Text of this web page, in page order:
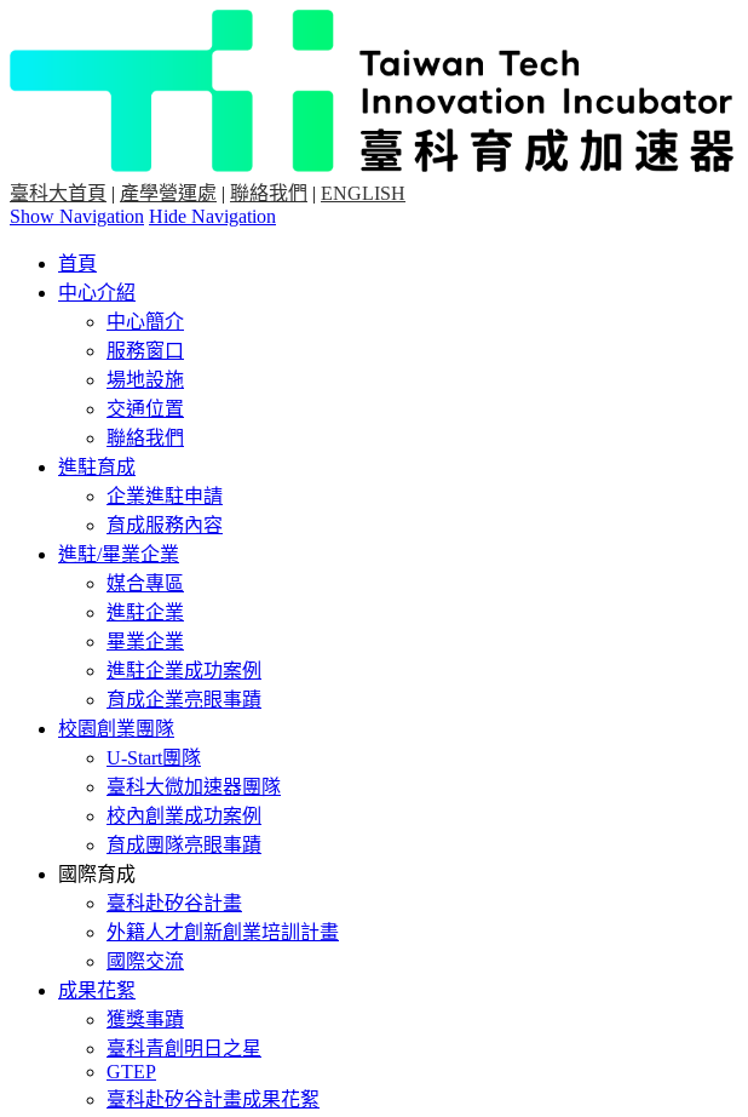
臺科大首頁 | 產學營運處 | 聯絡我們 | ENGLISH
Show Navigation Hide Navigation
首頁
中心介紹
中心簡介
服務窗口
場地設施
交通位置
聯絡我們
進駐育成
企業進駐申請
育成服務內容
進駐/畢業企業
媒合專區
進駐企業
畢業企業
進駐企業成功案例
育成企業亮眼事蹟
校園創業團隊
U-Start團隊
臺科大微加速器團隊
校內創業成功案例
育成團隊亮眼事蹟
國際育成
臺科赴矽谷計畫
外籍人才創新創業培訓計畫
國際交流
成果花絮
獲獎事蹟
臺科青創明日之星
GTEP
臺科赴矽谷計畫成果花絮